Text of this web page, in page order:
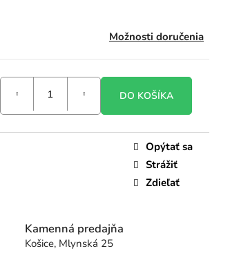
Možnosti doručenia
DO KOŠÍKA
Opýtať sa
Strážiť
Zdieľať
Kamenná predajňa
Košice, Mlynská 25